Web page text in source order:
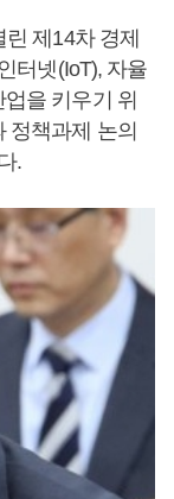
제14차 경제
터넷(IoT), 자율
을 키우기 위
정책과제 논의
.